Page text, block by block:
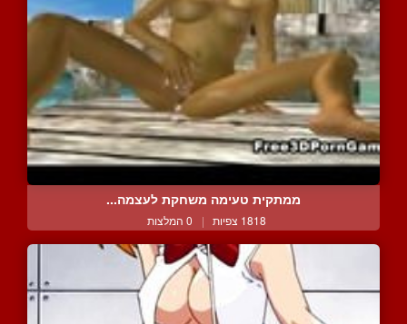
ממתקית טעימה משחקת לעצמה...
1818 צפיות | 0 המלצות